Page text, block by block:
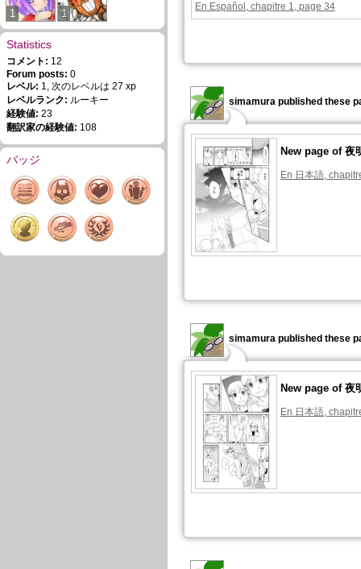
1 1
Statistics
コメント: 12
Forum posts: 0
レベル: 1, 次のレベルは 27 xp
レベルランク: ルーキー
経験値: 23
翻訳家の経験値: 108
バッジ
En Español, chapitre 1, page 34
simamura published these
New page of 夜
En 日本語,
simamura published these
New page of 夜
En 日本語,